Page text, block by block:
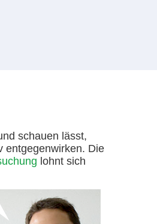
schauen lässt,
entgegenwirken. Die
lohnt sich